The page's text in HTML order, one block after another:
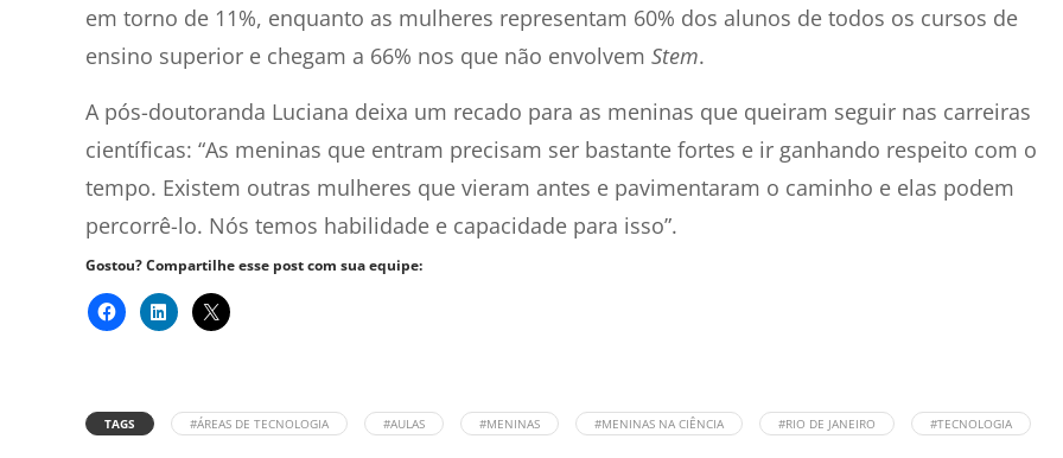
em torno de 11%, enquanto as mulheres representam 60% dos alunos de todos os cursos de
ensino superior e chegam a 66% nos que não envolvem Stem.
A pós-doutoranda Luciana deixa um recado para as meninas que queiram seguir nas carreiras
científicas: “As meninas que entram precisam ser bastante fortes e ir ganhando respeito com o
tempo. Existem outras mulheres que vieram antes e pavimentaram o caminho e elas podem
percorrê-lo. Nós temos habilidade e capacidade para isso”.
Gostou? Compartilhe esse post com sua equipe:
TAGS #ÁREAS DE TECNOLOGIA #AULAS #MENINAS #MENINAS NA CIÊNCIA #RIO DE JANEIRO #TECNOLOGIA